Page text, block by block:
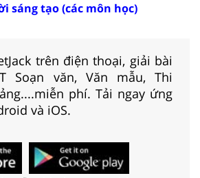
sáng tạo (các môn học)
trên điện thoại, giải bài
Soạn văn, Văn mẫu, Thi
phí. Tải ngay ứng
và iOS.